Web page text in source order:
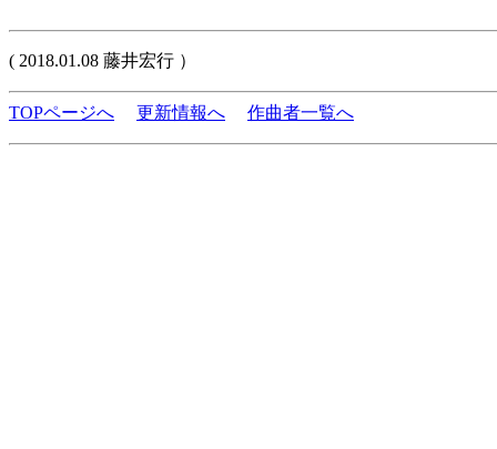
( 2018.01.08 藤井宏行 ）
TOPページへ 更新情報へ 作曲者一覧へ